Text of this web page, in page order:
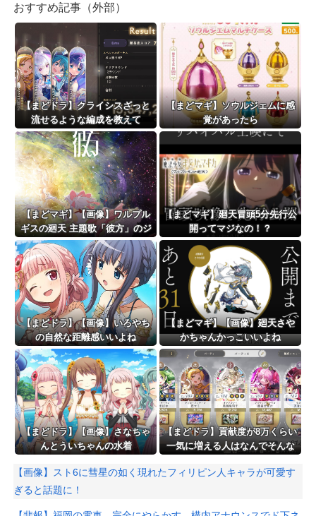
おすすめ記事（外部）
【まどドラ】クライシスざっと
流せるような編成を教えて
【まどマギ】ソウルジェムに感
覚があったら
【まどマギ】【画像】ワルプル
ギスの廻天 主題歌「彼方」のジ
ャケット
【まどマギ】廻天冒頭5分先行公
開ってマジなの！？
【まどドラ】【画像】いろやち
の自然な距離感いいよね
【まどマギ】【画像】廻天さや
かちゃんかっこいいよね
【まどドラ】【画像】さなちゃ
んとういちゃんの水着
【まどドラ】貢献度が8万くらい
一気に増える人はなんでそんな
【画像】スト6に彗星の如く現れたフィリピン人キャラが可愛す
ぎると話題に！